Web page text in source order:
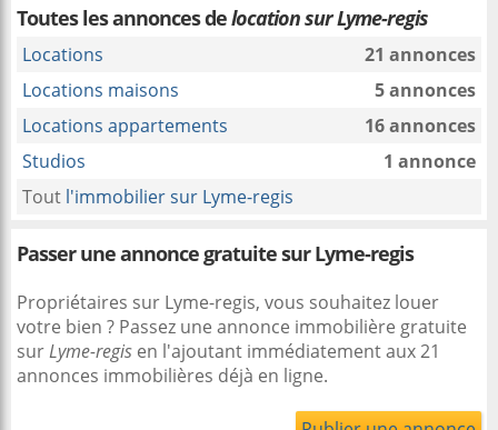
Toutes les annonces delocation sur Lyme-regis
Locations
21 annonces
Locations maisons
5 annonces
Locations appartements
16 annonces
Studios
1 annonce
Tout l'immobilier sur Lyme-regis
Passer une annonce gratuite sur Lyme-regis
Propriétaires sur Lyme-regis, vous souhaitez louer
votre bien ? Passez une annonce immobilière gratuite
surLyme-regis en l'ajoutant immédiatement aux 21
annonces immobilières déjà en ligne.